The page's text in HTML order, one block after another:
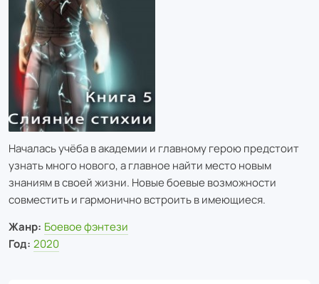
Началась учёба в академии и главному герою предстоит
узнать много нового, а главное найти место новым
знаниям в своей жизни. Новые боевые возможности
совместить и гармонично встроить в имеющиеся.
Жанр: Боевое фэнтези
Год: 2020